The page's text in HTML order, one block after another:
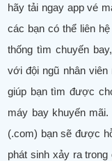
hãy tải ngay app vé
các bạn có thể liên
thống tìm chuyến
với đội ngũ nhân viên
giúp bạn tìm được
máy bay khuyến
(.com) bạn sẽ được
phát sinh xảy ra